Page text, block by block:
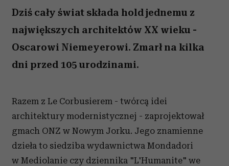
Dziś cały świat składa hold jednemu z
największych architektów XX wieku -
Oscarowi Niemeyerowi. Zmarł na kilka
dni przed 105 urodzinami.
Razem z Le Corbusierem - twórcą idei
architektury modernistycznej - zaprojektował
gmach ONZ w Nowym Jorku. Jego znamienne
dzieła to siedziba wydawnictwa Mondadori
w Mediolanie czy dziennika "L'Humanite" we